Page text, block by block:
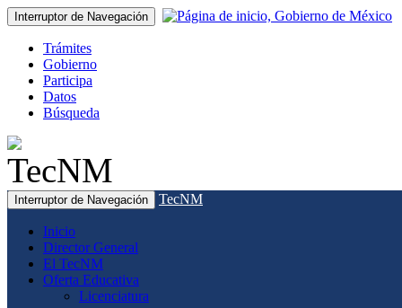
Interruptor de Navegación
Trámites
Gobierno
Participa
Datos
Búsqueda
Interruptor de Navegación TecNM
Inicio
Director General
El TecNM
Oferta Educativa
Licenciatura